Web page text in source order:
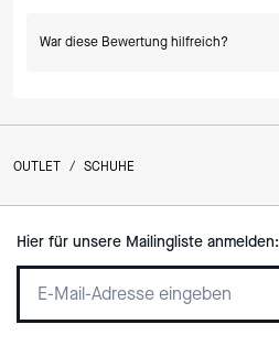
War diese Bewertung hilfreich?
OUTLET / SCHUHE
Hier für unsere Mailingliste anmelden: